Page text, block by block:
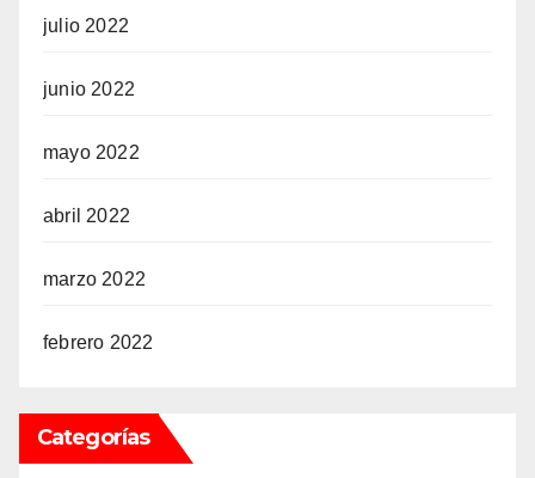
julio 2022
junio 2022
mayo 2022
abril 2022
marzo 2022
febrero 2022
Categorías